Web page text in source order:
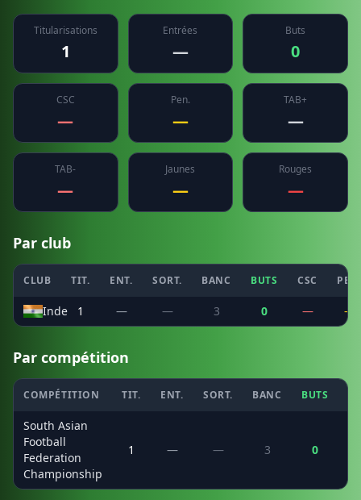
Titularisations
1
Entrées
—
Buts
0
CSC
—
Pen.
—
TAB+
—
TAB-
—
Jaunes
—
Rouges
—
Par club
CLUB TIT. ENT. SORT. BANC BUTS CSC PEN.
Inde 1 — — 3 0 — —
Par compétition
COMPÉTITION TIT. ENT. SORT. BANC BUTS
South Asian
Football
Federation
Championship
1 — — 3 0